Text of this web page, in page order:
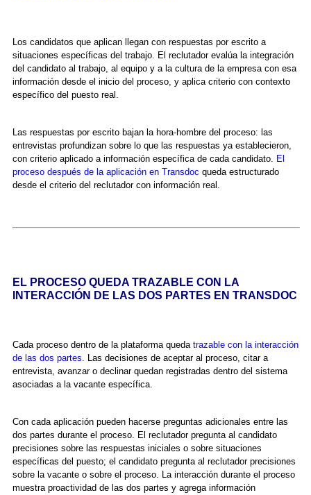
Los candidatos que aplican llegan con respuestas por escrito a
situaciones específicas del trabajo. El reclutador evalúa la integración
del candidato al trabajo, al equipo y a la cultura de la empresa con esa
información desde el inicio del proceso, y aplica criterio con contexto
específico del puesto real.
Las respuestas por escrito bajan la hora-hombre del proceso: las
entrevistas profundizan sobre lo que las respuestas ya establecieron,
con criterio aplicado a información específica de cada candidato. El
proceso después de la aplicación en Transdoc queda estructurado
desde el criterio del reclutador con información real.
EL PROCESO QUEDA TRAZABLE CON LA
INTERACCIÓN DE LAS DOS PARTES EN TRANSDOC
Cada proceso dentro de la plataforma queda trazable con la interacción
de las dos partes. Las decisiones de aceptar al proceso, citar a
entrevista, avanzar o declinar quedan registradas dentro del sistema
asociadas a la vacante específica.
Con cada aplicación pueden hacerse preguntas adicionales entre las
dos partes durante el proceso. El reclutador pregunta al candidato
precisiones sobre las respuestas iniciales o sobre situaciones
específicas del puesto; el candidato pregunta al reclutador precisiones
sobre la vacante o sobre el proceso. La interacción durante el proceso
muestra proactividad de las dos partes y agrega información